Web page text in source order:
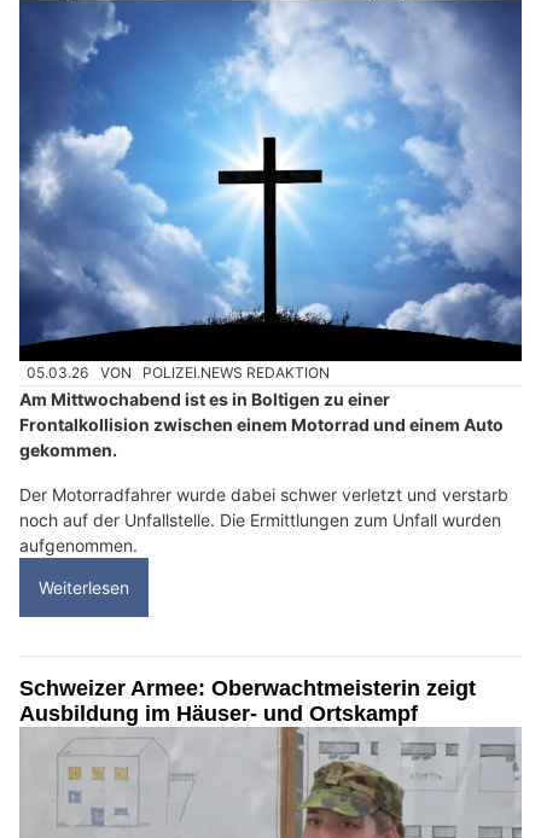
05.03.26 VON POLIZEI.NEWS REDAKTION
Am Mittwochabend ist es in Boltigen zu einer
Frontalkollision zwischen einem Motorrad und einem Auto
gekommen.
Der Motorradfahrer wurde dabei schwer verletzt und verstarb
noch auf der Unfallstelle. Die Ermittlungen zum Unfall wurden
aufgenommen.
Weiterlesen
Schweizer Armee: Oberwachtmeisterin zeigt
Ausbildung im Häuser- und Ortskampf